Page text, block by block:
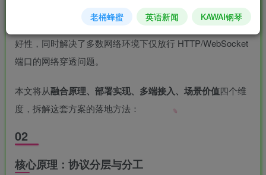
这种组合既保留了 MQTT 轻量级、低带宽、适配设备端通信
的核心优势，又借助 WebSocket 对浏览器/网页端的天然友
好性，同时解决了多数网络环境下仅放行 HTTP/WebSocket
端口的网络穿透问题。
本文将从融合原理、部署实现、多端接入、场景价值四个维
度，拆解这套方案的落地方法：
02
核心原理：协议分层与分工
老桶蜂蜜 英语新闻 KAWAI钢琴